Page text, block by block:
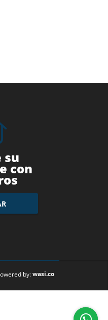
su
con
by:wasi.co